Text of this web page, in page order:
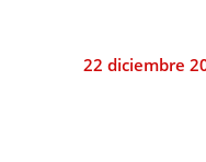
22 diciembre